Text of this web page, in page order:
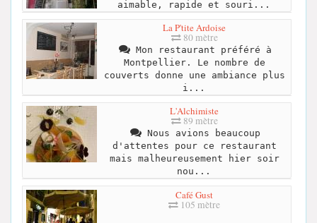
aimable, rapide et souri...
La P'tite Ardoise
80 mètre
Mon restaurant préféré à
Montpellier. Le nombre de
couverts donne une ambiance plus
i...
L'Alchimiste
89 mètre
Nous avions beaucoup
d'attentes pour ce restaurant
mais malheureusement hier soir
nou...
Café Gust
105 mètre